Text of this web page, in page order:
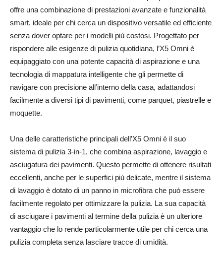
offre una combinazione di prestazioni avanzate e funzionalità
smart, ideale per chi cerca un dispositivo versatile ed efficiente
senza dover optare per i modelli più costosi. Progettato per
rispondere alle esigenze di pulizia quotidiana, l’X5 Omni è
equipaggiato con una potente capacità di aspirazione e una
tecnologia di mappatura intelligente che gli permette di
navigare con precisione all’interno della casa, adattandosi
facilmente a diversi tipi di pavimenti, come parquet, piastrelle e
moquette.
Una delle caratteristiche principali dell’X5 Omni è il suo
sistema di pulizia 3-in-1, che combina aspirazione, lavaggio e
asciugatura dei pavimenti. Questo permette di ottenere risultati
eccellenti, anche per le superfici più delicate, mentre il sistema
di lavaggio è dotato di un panno in microfibra che può essere
facilmente regolato per ottimizzare la pulizia. La sua capacità
di asciugare i pavimenti al termine della pulizia è un ulteriore
vantaggio che lo rende particolarmente utile per chi cerca una
pulizia completa senza lasciare tracce di umidità.